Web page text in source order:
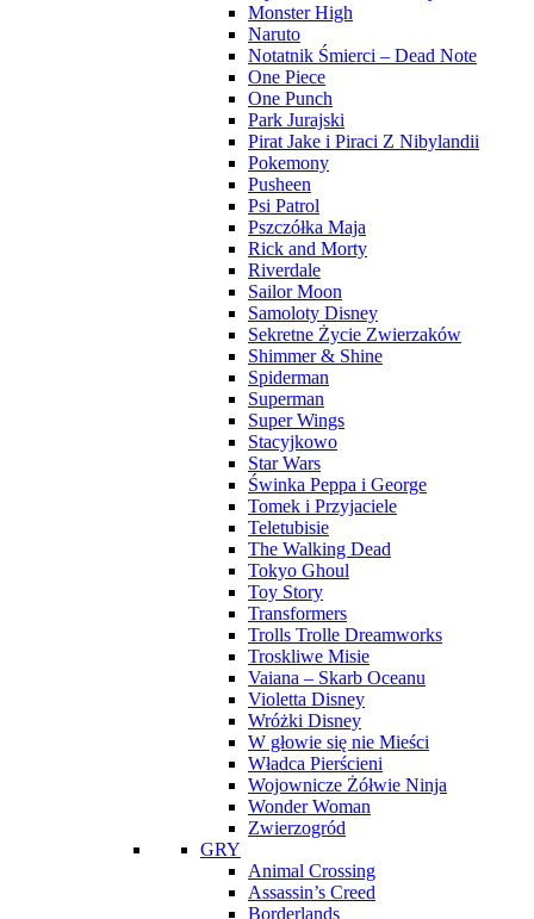
Monster High
Naruto
Notatnik Śmierci – Dead Note
One Piece
One Punch
Park Jurajski
Pirat Jake i Piraci Z Nibylandii
Pokemony
Pusheen
Psi Patrol
Pszczółka Maja
Rick and Morty
Riverdale
Sailor Moon
Samoloty Disney
Sekretne Życie Zwierzaków
Shimmer & Shine
Spiderman
Superman
Super Wings
Stacyjkowo
Star Wars
Świnka Peppa i George
Tomek i Przyjaciele
Teletubisie
The Walking Dead
Tokyo Ghoul
Toy Story
Transformers
Trolls Trolle Dreamworks
Troskliwe Misie
Vaiana – Skarb Oceanu
Violetta Disney
Wróżki Disney
W głowie się nie Mieści
Władca Pierścieni
Wojownicze Żółwie Ninja
Wonder Woman
Zwierzogród
GRY
Animal Crossing
Assassin’s Creed
Borderlands